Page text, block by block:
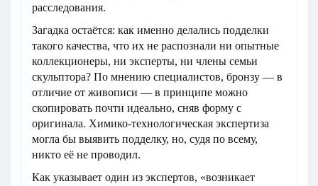
расследования.
Загадка остаётся: как именно делались подделки
такого качества, что их не распознали ни опытные
коллекционеры, ни эксперты, ни члены семьи
скульптора? По мнению специалистов, бронзу — в
отличие от живописи — в принципе можно
скопировать почти идеально, сняв форму с
оригинала. Химико-технологическая экспертиза
могла бы выявить подделку, но, судя по всему,
никто её не проводил.
Как указывает один из экспертов, «возникает